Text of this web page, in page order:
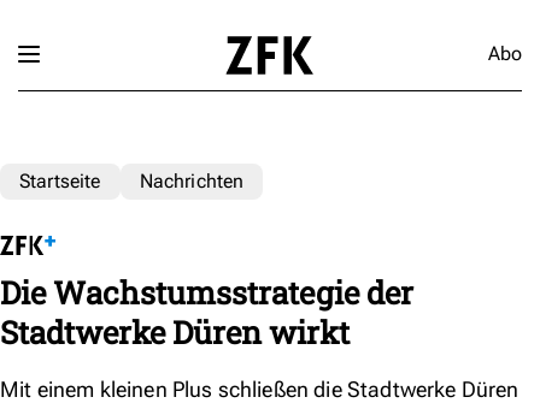
Abo
Startseite Nachrichten
Die Wachstumsstrategie der
Stadtwerke Düren wirkt
Mit einem kleinen Plus schließen die Stadtwerke Düren